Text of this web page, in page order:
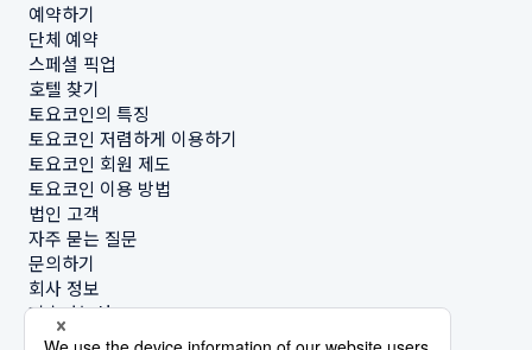
예약하기
단체 예약
스페셜 픽업
호텔 찾기
토요코인의 특징
토요코인 저렴하게 이용하기
토요코인 회원 제도
토요코인 이용 방법
법인 고객
자주 묻는 질문
문의하기
회사 정보
지속가능성